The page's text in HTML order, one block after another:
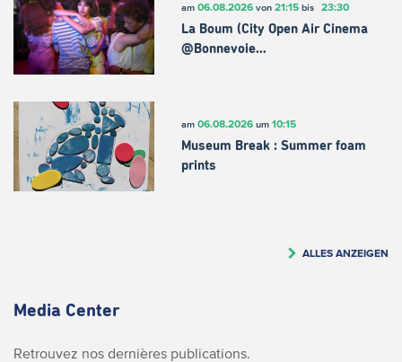
am 06.08.2026von 21:15bis 23:30
La Boum (City Open Air Cinema
@Bonnevoie…
am 06.08.2026um 10:15
Museum Break : Summer foam
prints
ALLES ANZEIGEN
Media Center
Retrouvez nos dernières publications.